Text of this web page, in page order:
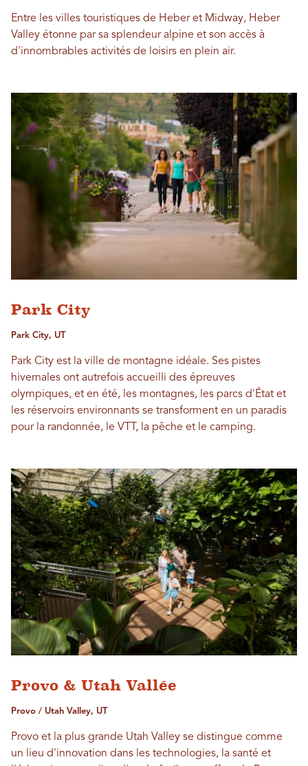
Entre les villes touristiques de Heber et Midway, Heber
Valley étonne par sa splendeur alpine et son accès à
d'innombrables activités de loisirs en plein air.
Park City
Park City, UT
Park City est la ville de montagne idéale. Ses pistes
hivernales ont autrefois accueilli des épreuves
olympiques, et en été, les montagnes, les parcs d'État et
les réservoirs environnants se transforment en un paradis
pour la randonnée, le VTT, la pêche et le camping.
Provo & Utah Vallée
Provo / Utah Valley, UT
Provo et la plus grande Utah Valley se distingue comme
un lieu d'innovation dans les technologies, la santé et